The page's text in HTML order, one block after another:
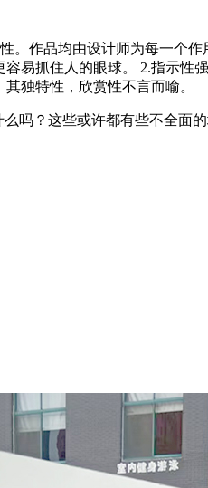
。作品均由设计师为每一个
易抓住人的眼球。 2.指示
独特性，欣赏性不言而喻。
吗？这些或许都有些不全面